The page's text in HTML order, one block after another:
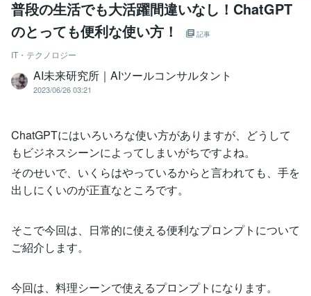
普段の生活でも大活躍間違いなし！ChatGPT
のとっても便利な使い方！
記事
IT・テクノロジー
AI未来研究所｜AIツールコンサルタント
2023/06/26 03:21
ChatGPTにはいろいろな使い方がありますが、どうして
もビジネスシーンによってしまいがちですよね。
そのせいで、いくらはやっているからと言われても、手を
出しにくいのが正直なところです。
そこで今回は、日常的に使える便利なプロンプトについて
ご紹介します。
今回は、料理シーンで使えるプロンプトになります。